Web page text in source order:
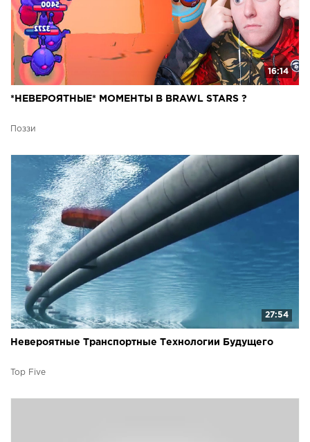
16:14
*НЕВЕРОЯТНЫЕ* МОМЕНТЫ В BRAWL STARS ?
Поззи
27:54
Невероятные Транспортные Технологии Будущего
Top Five